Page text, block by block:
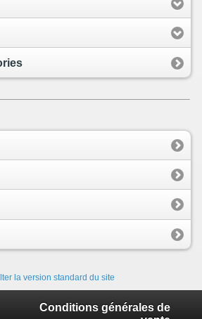
la version standard du site
Conditions générales de